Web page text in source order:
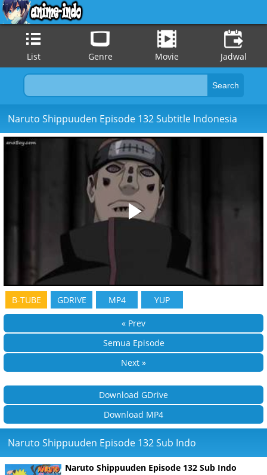
List Genre Movie Jadwal
Naruto Shippuuden Episode 132 Subtitle Indonesia
B-TUBE GDRIVE MP4 YUP
« Prev
Semua Episode
Next »
Download GDrive
Download MP4
Naruto Shippuuden Episode 132 Sub Indo
Naruto Shippuuden Episode 132 Sub Indo